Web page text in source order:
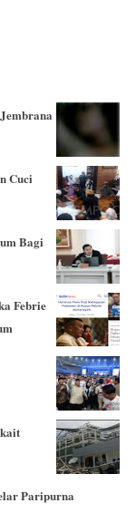
Cuci
Bagi
Febrie
Paripurna